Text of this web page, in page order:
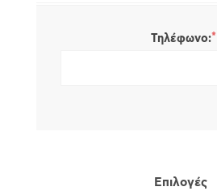
Τηλέφωνο:*
Επιλογές